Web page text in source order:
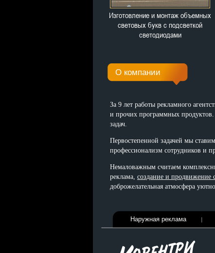
Изготовление и монтаж объемных
световых букв с подсветкой
светодиодами
О компании
За 9 лет работы рекламного
и прочих программных
задач.
Первостепенной задачей мы
профессионализм сотрудников и
Немаловажным считаем
реклама, создание и продвижение
доброжелательная атмосфера
Наружная реклама